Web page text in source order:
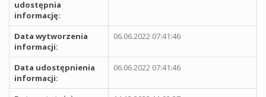
udostępnia
informację:
Data wytworzenia
informacji:
06.06.2022 07:41:46
Data udostępnienia
informacji:
06.06.2022 07:41:46